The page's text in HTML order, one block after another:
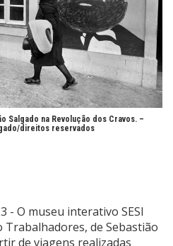
Salgado na Revolução dos Cravos. –
direitos reservados